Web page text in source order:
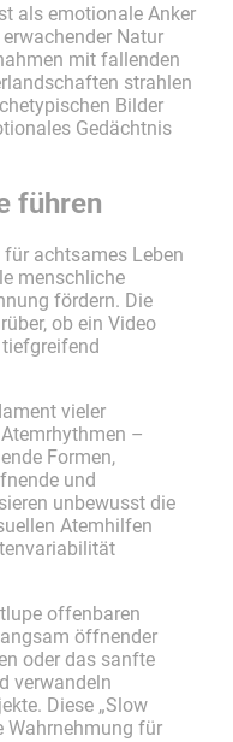
als emotionale Anker
Natur
mit fallenden
strahlen
Bilder
Gedächtnis
führen
achtsames Leben
menschliche
fördern. Die
ob ein Video
vieler
–
Formen,
und
unbewusst die
Atemhilfen
offenbaren
öffnender
oder das sanfte
verwandeln
Diese „Slow
Wahrnehmung für